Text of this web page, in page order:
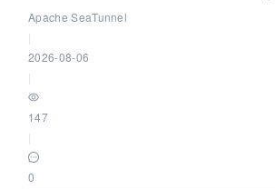
Asia 2026 主题演讲！
Apache SeaTunnel
2026-08-06
147
0